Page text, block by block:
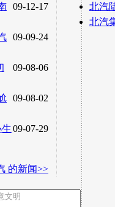
09-12-17
09-09-24
09-08-06
09-08-02
09-07-29
的新闻>>
北汽
北汽